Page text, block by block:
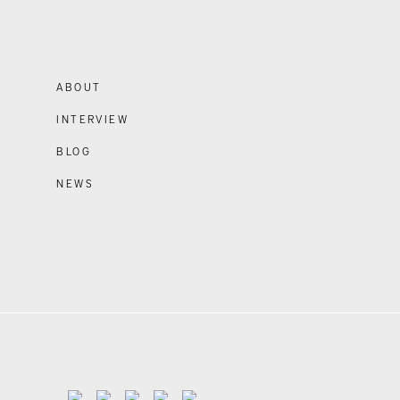
ABOUT
INTERVIEW
BLOG
NEWS